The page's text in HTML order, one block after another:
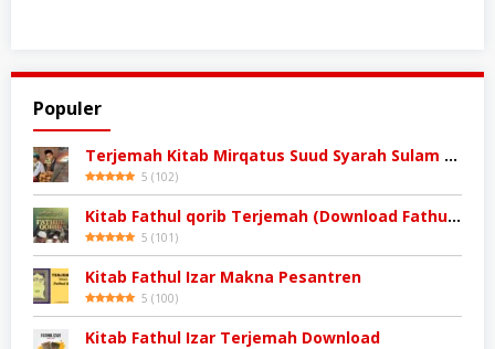
Populer
Terjemah Kitab Mirqatus Suud Syarah Sulam Taufiq
5 (102)
Kitab Fathul qorib Terjemah (Download Fathul qorib)
5 (101 )
Kitab Fathul Izar Makna Pesantren
5 (100)
Kitab Fathul Izar Terjemah Download